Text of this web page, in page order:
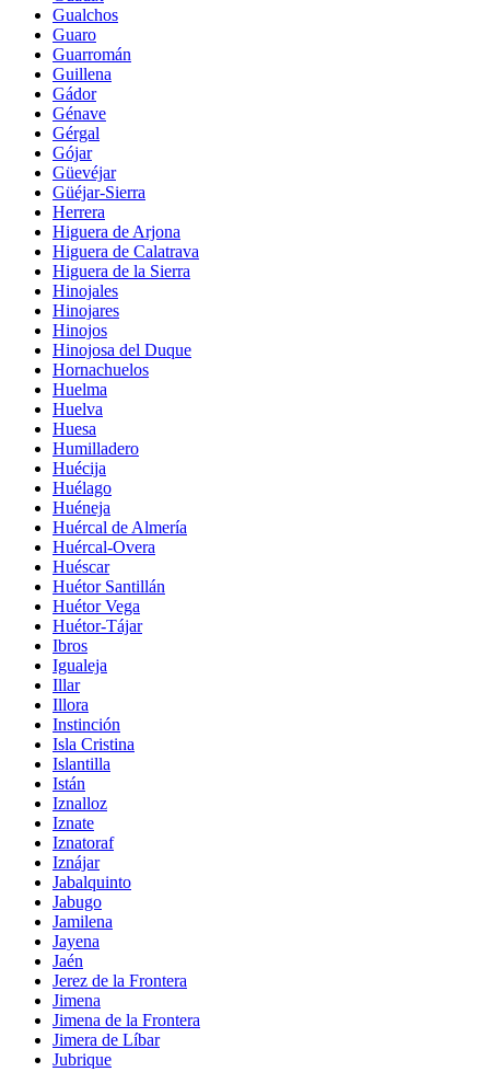
Gualchos
Guaro
Guarromán
Guillena
Gádor
Génave
Gérgal
Gójar
Güevéjar
Güéjar-Sierra
Herrera
Higuera de Arjona
Higuera de Calatrava
Higuera de la Sierra
Hinojales
Hinojares
Hinojos
Hinojosa del Duque
Hornachuelos
Huelma
Huelva
Huesa
Humilladero
Huécija
Huélago
Huéneja
Huércal de Almería
Huércal-Overa
Huéscar
Huétor Santillán
Huétor Vega
Huétor-Tájar
Ibros
Igualeja
Illar
Illora
Instinción
Isla Cristina
Islantilla
Istán
Iznalloz
Iznate
Iznatoraf
Iznájar
Jabalquinto
Jabugo
Jamilena
Jayena
Jaén
Jerez de la Frontera
Jimena
Jimena de la Frontera
Jimera de Líbar
Jubrique